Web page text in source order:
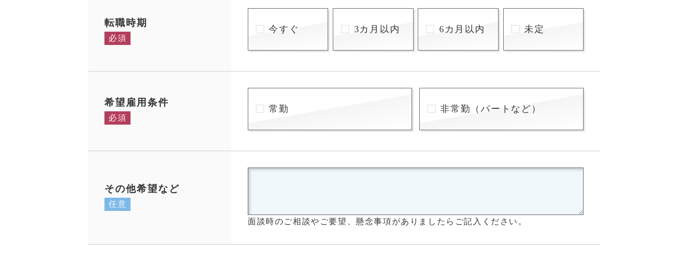
転職時期
必須
今すぐ 3カ月以内 6カ月以内 未定
希望雇用条件
必須
常勤 非常勤（パートなど）
その他希望など
任意
面談時のご相談やご要望、懸念事項がありましたらご記入ください。